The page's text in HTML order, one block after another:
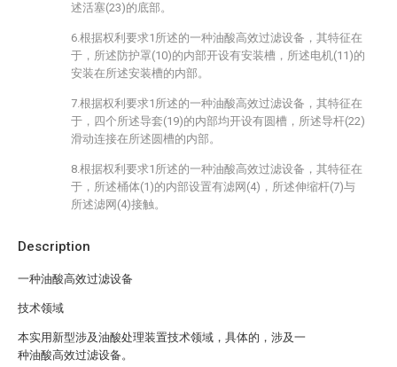
Description
一种油酸高效过滤设备
技术领域
本实用新型涉及油酸处理装置技术领域，具体的，涉及一
种油酸高效过滤设备。
述活塞(23)的底部。
6.根据权利要求1所述的一种油酸高效过滤设备，其特征在
于，所述防护罩(10)的内部开设有安装槽，所述电机(11)的
安装在所述安装槽的内部。
7.根据权利要求1所述的一种油酸高效过滤设备，其特征在
于，四个所述导套(19)的内部均开设有圆槽，所述导杆(22)
滑动连接在所述圆槽的内部。
8.根据权利要求1所述的一种油酸高效过滤设备，其特征在
于，所述桶体(1)的内部设置有滤网(4)，所述伸缩杆(7)与
所述滤网(4)接触。